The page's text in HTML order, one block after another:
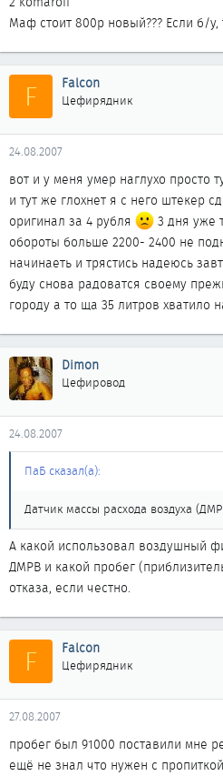
Маф стоит 800р новый??? Если б/
F Falcon
Цефирядник
24.08.2007
вот и у меня умер наглухо просто
и тут же глохнет я с него штекер
оригинал за 4 рубля
3 дня уже
обороты больше 2200- 2400 не
начинаеть и трястись надеюсь
буду снова радоватся своему
городу а то ща 35 литров хватило
Dimon
Цефировод
24.08.2007
ПаБ сказал(а):
Датчик массы расхода воздуха
А какой использовал воздушный
ДМРВ и какой пробег
отказа, если честно.
F Falcon
Цефирядник
27.08.2007
пробег был 91000 поставили мне
ещё не знал что нужен с